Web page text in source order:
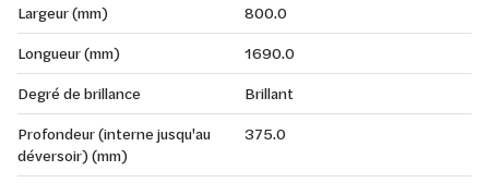
Largeur (mm)
800.0
Longueur (mm)
1690.0
Degré de brillance
Brillant
Profondeur (interne jusqu'au
déversoir) (mm)
375.0